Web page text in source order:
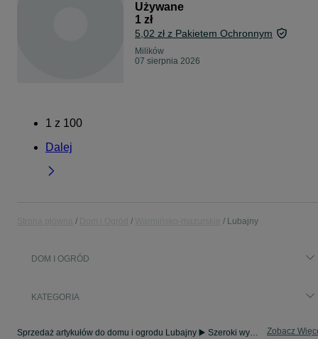
Używane
1 zł
5,02 zł z Pakietem Ochronnym
Milików
07 sierpnia 2026
1 z 100
Dalej
Lubajny
DOM I OGRÓD
KATEGORIA
Sprzedaż artykułów do domu i ogrodu Lubajny ▶️ Szeroki wybór modeli i materiałów ✅ Nowe i używane w atrakcyjnych cenach ☝ Sprawdź oferty na OLX.pl! Zobacz